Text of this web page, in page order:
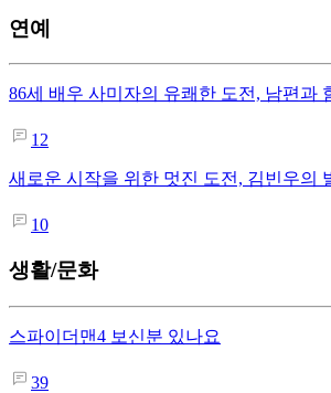
연예
86세 배우 사미자의 유쾌한 도전, 남편과
12
새로운 시작을 위한 멋진 도전, 김빈우의
10
생활/문화
스파이더맨4 보신분 있나요
39